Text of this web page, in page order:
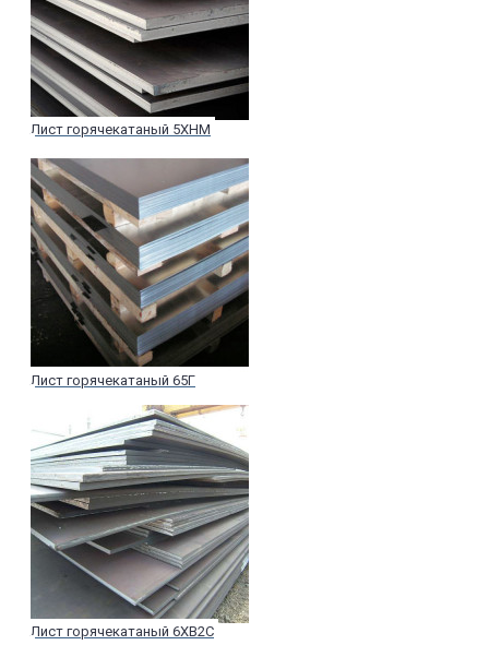
Лист горячекатаный 5ХНМ
Лист горячекатаный 65Г
Лист горячекатаный 6ХВ2С